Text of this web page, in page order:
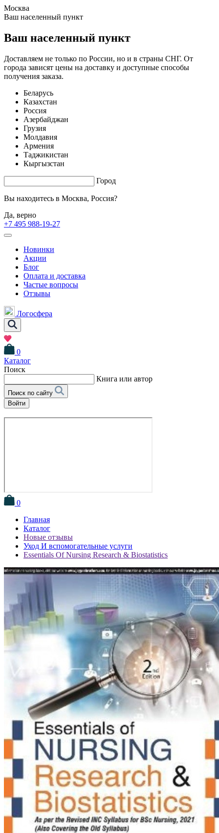
Москва
Ваш населенный пункт
Ваш населенный пункт
Доставляем не только по России, но и в страны СНГ. От
города зависят цены на доставку и доступные способы
получения заказа.
Беларусь
Казахстан
Россия
Азербайджан
Грузия
Молдавия
Армения
Таджикистан
Кыргызстан
Город
Вы находитесь в Москва, Россия?
Да, верно
+7 495 988-19-27
Новинки
Акции
Блог
Оплата и доставка
Частые вопросы
Отзывы
Логосфера
0
Каталог
Поиск
Книга или автор
Поиск по сайту
Войти
0
Главная
Каталог
Новые отзывы
Уход И вспомогательные услуги
Essentials Of Nursing Research & Biostatistics